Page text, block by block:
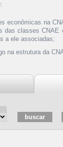
econômicas na
das classes
a ele associadas;
na estrutura da